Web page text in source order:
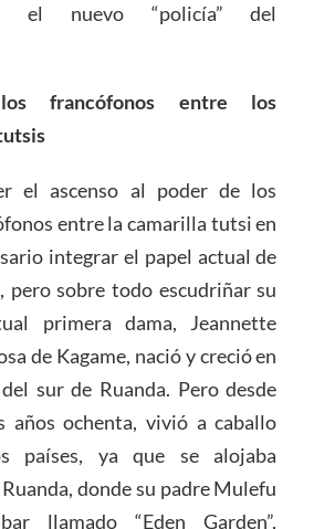
el nuevo “policía” del
francófonos entre los
el ascenso al poder de los
entre la camarilla tutsi en
integrar el papel actual de
pero sobre todo escudriñar su
primera dama, Jeannette
de Kagame, nació y creció en
sur de Ruanda. Pero desde
años ochenta, vivió a caballo
países, ya que se alojaba
donde su padre Mulefu
llamado “Eden Garden”,